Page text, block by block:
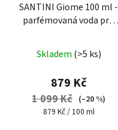
SANTINI Giome 100 ml -
parfémovaná voda pro
hodnocení
produktu
je
5,0
Skladem (>5 ks)
879 Kč
1 099 Kč (–20 %)
Měrná
879 Kč / 100 ml